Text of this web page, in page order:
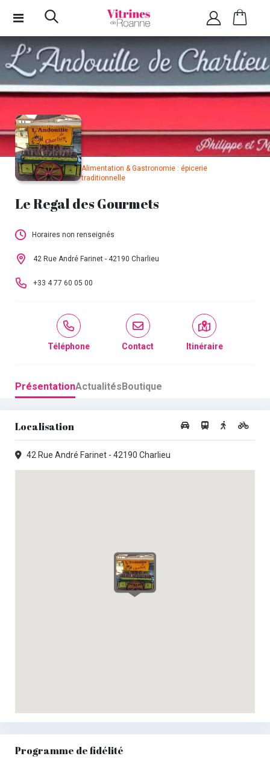
Alimentation & Gastronomie : épicerie
traditionnelle
Le Regal des Gourmets
Horaires non renseignés
Cet établissement n'a pas encore renseigné
42 Rue André Farinet - 42190 Charlieu
+33 4 77 60 05 00
Téléphone Contact Itinéraire
PrésentationActualitésBoutique
Localisation
42 Rue André Farinet - 42190 Charlieu
Programme de fidélité